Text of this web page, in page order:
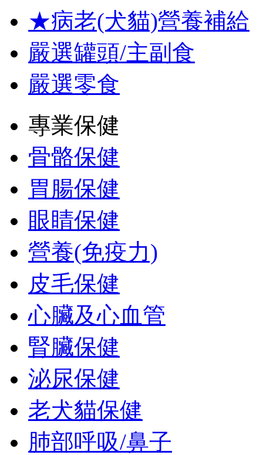
★病老(犬貓)營養補給
嚴選罐頭/主副食
嚴選零食
專業保健
骨骼保健
胃腸保健
眼睛保健
營養(免疫力)
皮毛保健
心臟及心血管
腎臟保健
泌尿保健
老犬貓保健
肺部呼吸/鼻子